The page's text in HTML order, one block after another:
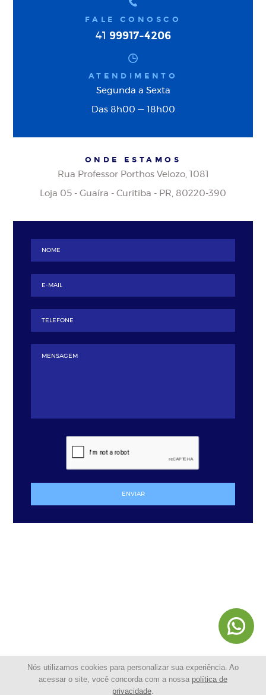
Nós utilizamos cookies para personalizar sua experiência. Ao
acessar o site, você concorda com a nossa política de
privacidade.
ENVIAR
FALE CONOSCO
41 99917-4206
ATENDIMENTO
Segunda a Sexta
Das 8h00 — 18h00
ONDE ESTAMOS
Rua Professor Porthos Velozo, 1081
Loja 05 - Guaíra - Curitiba - PR, 80220-390